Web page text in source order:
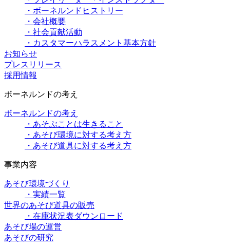
・ボーネルンドヒストリー
・会社概要
・社会貢献活動
・カスタマーハラスメント基本方針
お知らせ
プレスリリース
採用情報
ボーネルンドの考え
ボーネルンドの考え
・あそぶことは生きること
・あそび環境に対する考え方
・あそび道具に対する考え方
事業内容
あそび環境づくり
・実績一覧
世界のあそび道具の販売
・在庫状況表ダウンロード
あそび場の運営
あそびの研究